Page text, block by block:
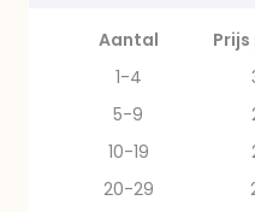
Aantal
1-4
5-9
10-19
20-29